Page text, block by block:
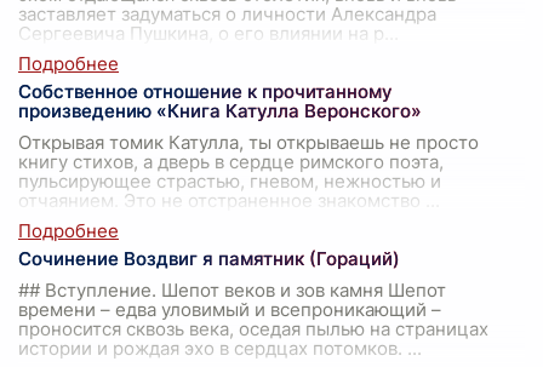
заставляет задуматься о личности Александра
Сергеевича Пушкина, о его влиянии на р
Собственное отношение к прочитанному
произведению «Книга Катулла Веронского»
Открывая томик Катулла, ты открываешь не просто
книгу стихов, а дверь в сердце римского поэта,
пульсирующее страстью, гневом, нежностью и
отчаянием. Это не отстраненное знакомство
Сочинение Воздвиг я памятник (Гораций)
## Вступление. Шепот веков и зов камня Шепот
времени – едва уловимый и всепроникающий –
проносится сквозь века, оседая пылью на страницах
истории и рождая эхо в сердцах потомков. ...